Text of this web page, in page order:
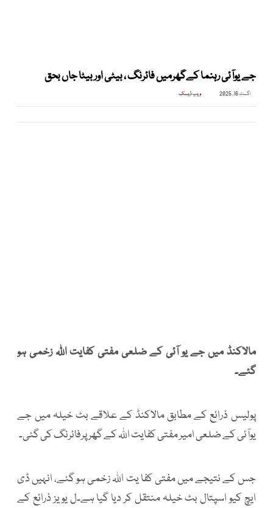
جے یوآئی رہنما کےگھرمیں فائرنگ ، بیٹی اوربیٹا جاں بحق
اگست 16, 2025 ویب ڈیسک
مالاکنڈ میں جے یو آئی کے ضلعی مفتی کفایت اللہ زخمی ہو
گئے۔
پولیس ذرائع کے مطابق مالاکنڈ کے علاقے بٹ خیلہ میں جے
یوآئی کے ضلعی امیر مفتی کفایت اللہ کے گھر پرفائرنگ کی گئی۔
جس کے نتیجے میں مفتی کفا یت اللہ زخمی ہو گئے، انہیں ڈی
ایچ کیو اسپتال بٹ خیلہ منتقل کر دیا گیا ہے۔ل یویز ذرائع کے